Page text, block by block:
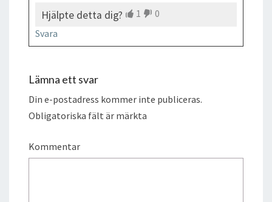
Hjälpte detta dig? 1
0
Svara
Lämna ett svar
Din e-postadress kommer inte publiceras.
Obligatoriska fält är märkta
Kommentar